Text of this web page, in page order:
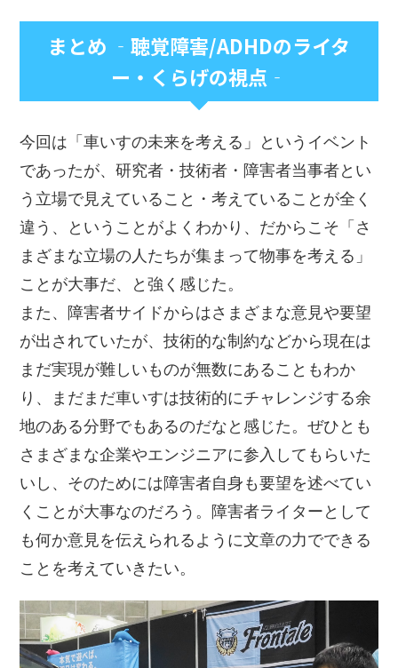
まとめ ‐聴覚障害/ADHDのライタ
ー・くらげの視点‐
今回は「車いすの未来を考える」というイベント
であったが、研究者・技術者・障害者当事者とい
う立場で見えていること・考えていることが全く
違う、ということがよくわかり、だからこそ「さ
まざまな立場の人たちが集まって物事を考える」
ことが大事だ、と強く感じた。
また、障害者サイドからはさまざまな意見や要望
が出されていたが、技術的な制約などから現在は
まだ実現が難しいものが無数にあることもわか
り、まだまだ車いすは技術的にチャレンジする余
地のある分野でもあるのだなと感じた。ぜひとも
さまざまな企業やエンジニアに参入してもらいた
いし、そのためには障害者自身も要望を述べてい
くことが大事なのだろう。障害者ライターとして
も何か意見を伝えられるように文章の力でできる
ことを考えていきたい。